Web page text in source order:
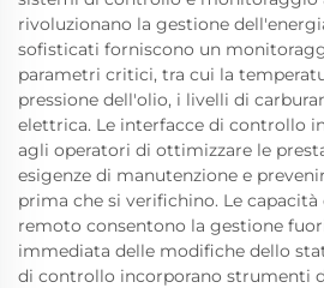
rivoluzionano la gestione
sofisticati forniscono un
parametri critici, tra cui la
pressione dell'olio, i livelli di
elettrica. Le interfacce di controllo
agli operatori di ottimizzare le
esigenze di manutenzione e
prima che si verifichino. Le
remoto consentono la gestione
immediata delle modifiche dello
di controllo incorporano strumenti